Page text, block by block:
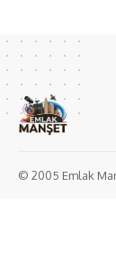
© 2005 Emlak